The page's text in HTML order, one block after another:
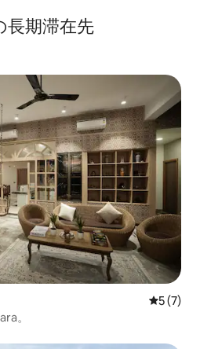
長期滞在先
レビュー
5 (7)
。